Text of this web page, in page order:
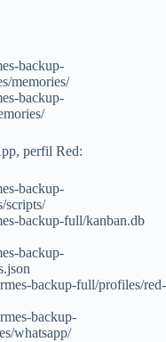
backup-
memories/
backup-
perfil Red:
backup-
scripts/
backup-full/kanban.db
backup-
backup-full/profiles/red-
backup-
whatsapp/